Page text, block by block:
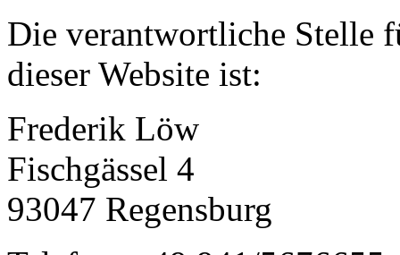
Die verantwortliche Stelle
dieser Website ist:
Frederik Löw
Fischgässel 4
93047 Regensburg